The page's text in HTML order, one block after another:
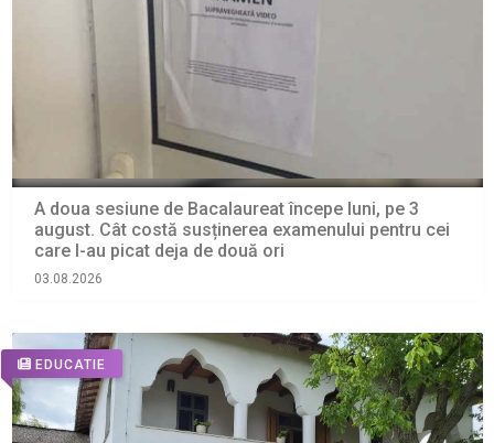
A doua sesiune de Bacalaureat începe luni, pe 3
august. Cât costă susținerea examenului pentru cei
care l-au picat deja de două ori
03.08.2026
EDUCATIE